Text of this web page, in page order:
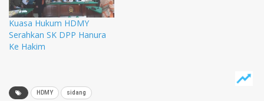
Kuasa Hukum HDMY
Serahkan SK DPP Hanura
Ke Hakim
HDMY sidang